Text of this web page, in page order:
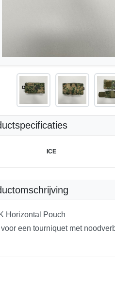
ICE
Horizontal Pouch
een tourniquet met